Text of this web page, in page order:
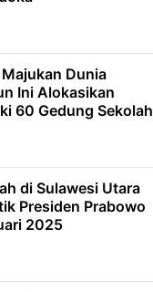
Dunia
Ini Alokasikan
60 Gedung Sekolah
di Sulawesi Utara
Presiden Prabowo
2025